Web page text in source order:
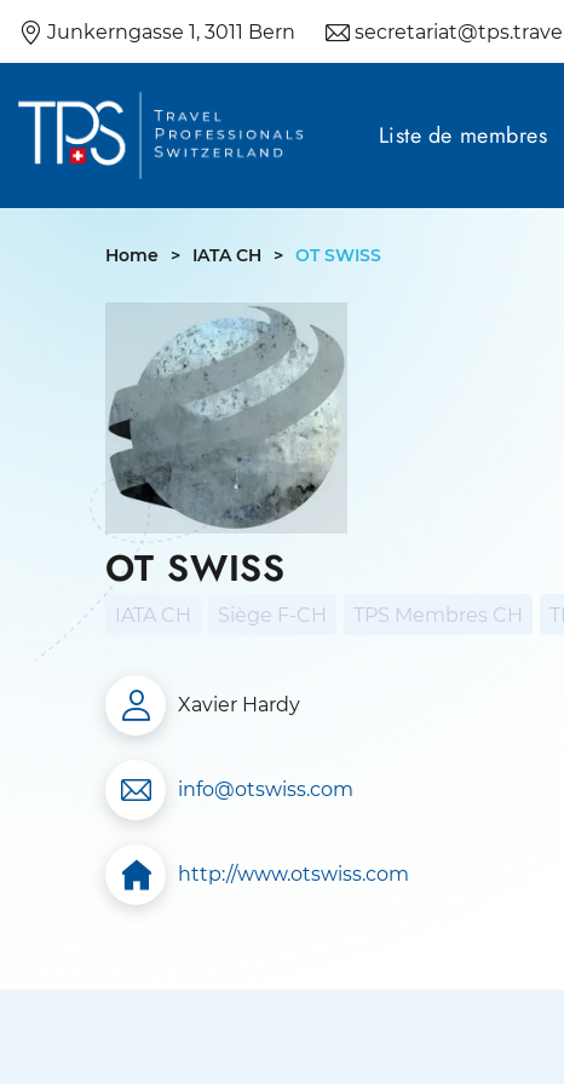
content
Junkerngasse 1, 3011 Bern secretariat@tps.travel
Liste de membres
Home > IATA CH > OT SWISS
OT SWISS
IATA CH Siège F-CH TPS Membres CH
Xavier Hardy
info@otswiss.com
http://www.otswiss.com